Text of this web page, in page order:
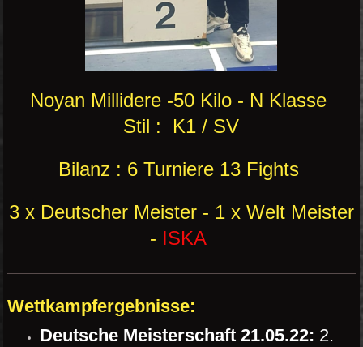
Noyan Millidere -50 Kilo - N Klasse
Stil : K1 / SV
Bilanz : 6 Turniere 13 Fights
3 x Deutscher Meister - 1 x Welt Meister
- ISKA
Wettkampfergebnisse:
Deutsche Meisterschaft 21.05.22: 2.